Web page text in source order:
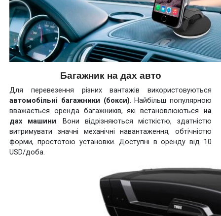
Багажник на дах авто
Для перевезення різних вантажів використовуються
автомобільні багажники (бокси). Найбільш популярною
вважається оренда багажників, які встановлюються на
дах машини. Вони відрізняються місткістю, здатністю
витримувати значні механічні навантаження, обтічністю
форми, простотою установки. Доступні в оренду від 10
USD/доба.